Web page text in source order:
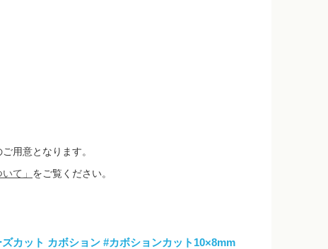
用意となります。
て」 をご覧ください。
カット カボション #カボションカット10×8mm